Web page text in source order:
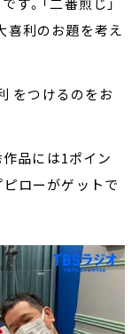
喜利のお題を考え
をつけるのをお
作品には1ポイン
ローがゲットで